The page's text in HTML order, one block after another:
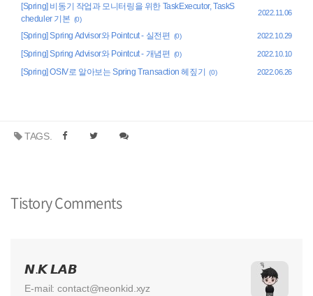
[Spring] 비동기 작업과 모니터링을 위한 TaskExecutor, TaskS
cheduler 기본 (0)
2022.11.06
[Spring] Spring Advisor와 Pointcut - 실전편 (0) 2022.10.29
[Spring] Spring Advisor와 Pointcut - 개념편 (0) 2022.10.10
[Spring] OSIV로 알아보는 Spring Transaction 헤짚기 (0) 2022.06.26
TAGS.
Tistory Comments
𝙉.𝙆 𝙇𝘼𝘽
E-mail: contact@neonkid.xyz